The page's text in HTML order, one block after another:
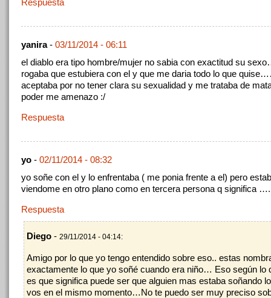
Respuesta
yanira- 03/11/2014 - 06:11
el diablo era tipo hombre/mujer no sabia con exactitud su
rogaba que estubiera con el y que me daria todo lo que
aceptaba por no tener clara su sexualidad y me trataba de
poder me amenazo :/
Respuesta
yo - 02/11/2014 - 08:32
yo soñe con el y lo enfrentaba ( me ponia frente a el) pero
viendome en otro plano como en tercera persona q significa
Respuesta
Diego - 29/11/2014 - 04:14:
Amigo por lo que yo tengo entendido sobre eso.. estas
exactamente lo que yo soñé cuando era niño… Eso según lo
es que significa puede ser que alguien mas estaba soñando
vos en el mismo momento…No te puedo ser muy preciso